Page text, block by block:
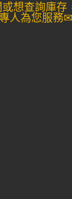
想查詢庫存
人為您服務✉